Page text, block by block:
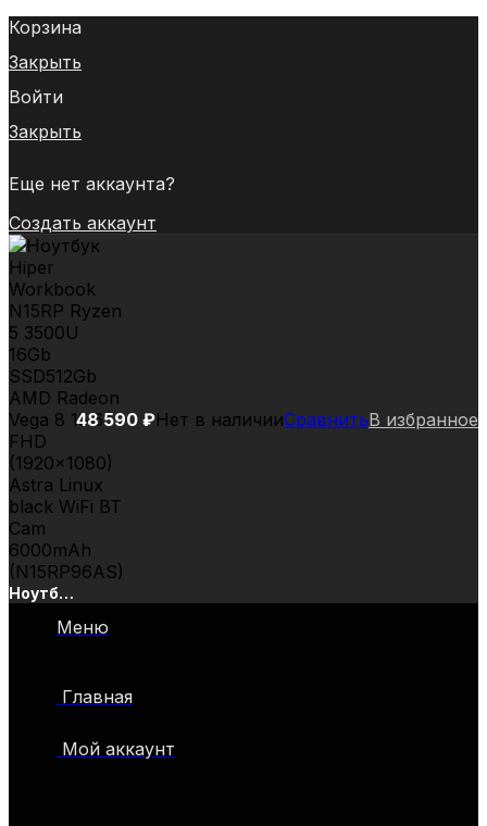
Корзина
Закрыть
Войти
Закрыть
Еще нет аккаунта?
Создать аккаунт
Ноутбук
Workbook
48 590 ₽Нет в наличииСравнитьВ избранное
Меню
Главная
Мой аккаунт